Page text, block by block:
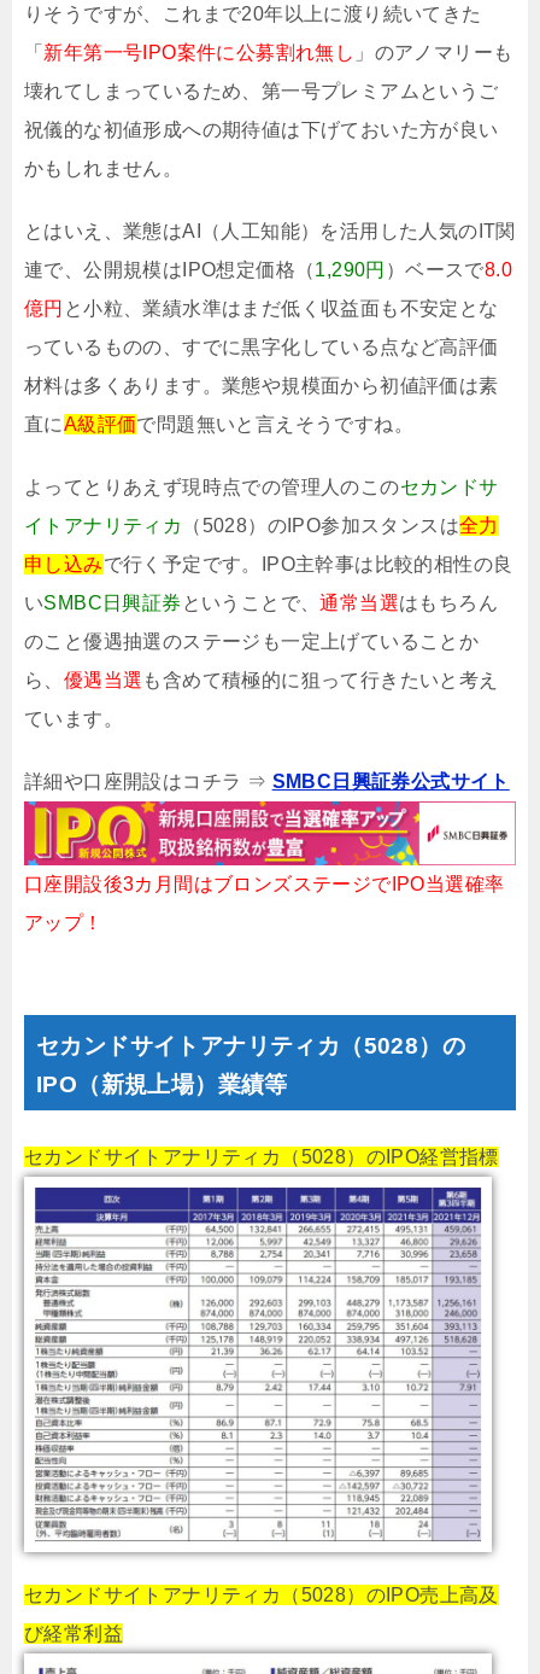
りそうですが、これまで20年以上に渡り続いてきた
「 新年第一号IPO案件に公募割れ無し 」のアノマリーも
壊れてしまっているため、第一号プレミアムというご
祝儀的な初値形成への期待値は下げておいた方が良い
かもしれません。
とはいえ、業態はAI（人工知能）を活用した人気のIT関
連で、公開規模はIPO想定価格（1,290円 ）ベースで8.0
億円 と小粒、業績水準はまだ低く収益面も不安定とな
っているものの、すでに黒字化している点など高評価
材料は多くあります。業態や規模面から初値評価は素
直にA級評価で問題無いと言えそうですね。
よってとりあえず現時点での管理人のこのセカンドサ
イトアナリティカ
（5028）のIPO参加スタンスは全力
申し込みで行く予定です。IPO主幹事は比較的相性の良
いSMBC日興証券 ということで、通常当選はもちろん
のこと優遇抽選のステージも一定上げていることか
ら、 優遇当選 も含めて積極的に狙って行きたいと考え
ています。
詳細や口座開設はコチラ ⇒ SMBC日興証券公式サイト
口座開設後3カ月間はブロンズステージでIPO当選確率
アップ！
セカンドサイトアナリティカ（5028）の
IPO（新規上場）業績等
セカンドサイトアナリティカ（5028）のIPO経営指標
セカンドサイトアナリティカ（5028）のIPO売上高及
び経常利益